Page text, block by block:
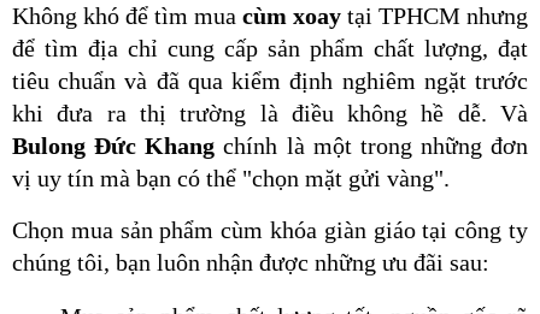
Không khó để tìm mua cùm xoay tại TPHCM nhưng
để tìm địa chỉ cung cấp sản phẩm chất lượng, đạt
tiêu chuẩn và đã qua kiểm định nghiêm ngặt trước
Bulong Đức Khang chính là một trong những đơn
vị uy tín mà bạn có thể "chọn mặt gửi vàng".
Chọn mua sản phẩm cùm khóa giàn giáo tại công ty
chúng tôi, bạn luôn nhận được những ưu đãi sau: